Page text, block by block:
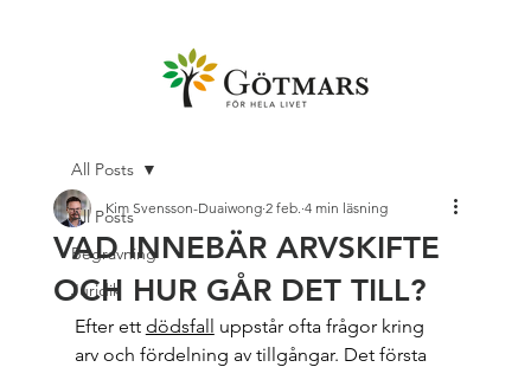
All Posts
Begravning
Juridik
All Posts
VAD INNEBÄR ARVSKIFTE
OCH HUR GÅR DET TILL?
Kim Svensson-Duaiwong 2 feb. 4 min läsning
Efter ett dödsfall uppstår ofta frågor kring
arv och fördelning av tillgångar. Det första